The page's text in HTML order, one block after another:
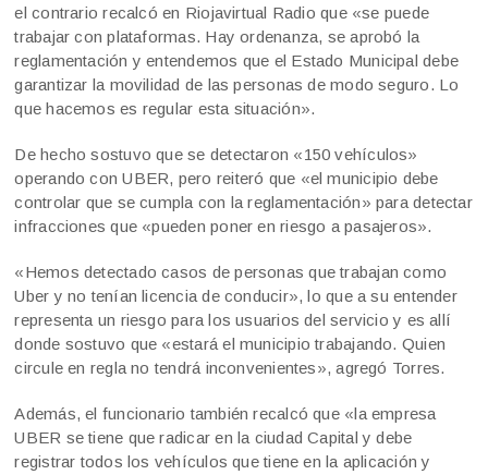
el contrario recalcó en Riojavirtual Radio que «se puede
trabajar con plataformas. Hay ordenanza, se aprobó la
reglamentación y entendemos que el Estado Municipal debe
garantizar la movilidad de las personas de modo seguro. Lo
que hacemos es regular esta situación».
De hecho sostuvo que se detectaron «150 vehículos»
operando con UBER, pero reiteró que «el municipio debe
controlar que se cumpla con la reglamentación» para detectar
infracciones que «pueden poner en riesgo a pasajeros».
«Hemos detectado casos de personas que trabajan como
Uber y no tenían licencia de conducir», lo que a su entender
representa un riesgo para los usuarios del servicio y es allí
donde sostuvo que «estará el municipio trabajando. Quien
circule en regla no tendrá inconvenientes», agregó Torres.
Además, el funcionario también recalcó que «la empresa
UBER se tiene que radicar en la ciudad Capital y debe
registrar todos los vehículos que tiene en la aplicación y